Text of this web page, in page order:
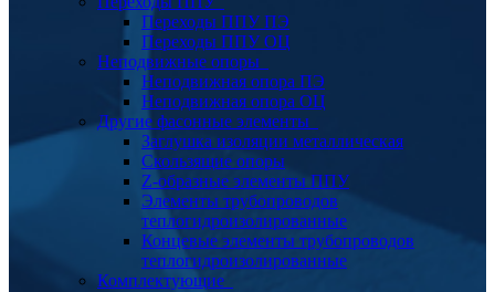
Переходы ППУ ПЭ
Переходы ППУ ОЦ
Неподвижные опоры
Неподвижная опора ПЭ
Неподвижная опора ОЦ
Другие фасонные элементы
Заглушка изоляции металлическая
Скользящие опоры
Z-образные элементы ППУ
Элементы трубопроводов
теплогидроизолированные
Концевые элементы трубопроводов
теплогидроизолированные
Комплектующие